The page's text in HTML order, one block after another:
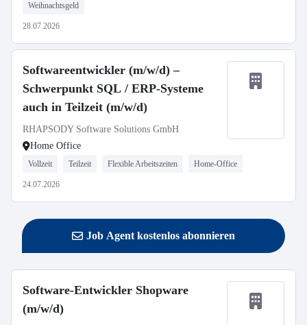
Weihnachtsgeld
28.07.2026
Softwareentwickler (m/w/d) –
Schwerpunkt SQL / ERP-Systeme
auch in Teilzeit (m/w/d)
RHAPSODY Software Solutions GmbH
Home Office
Vollzeit Teilzeit Flexible Arbeitszeiten Home-Office
24.07.2026
Job Agent kostenlos abonnieren
Software-Entwickler Shopware
(m/w/d)